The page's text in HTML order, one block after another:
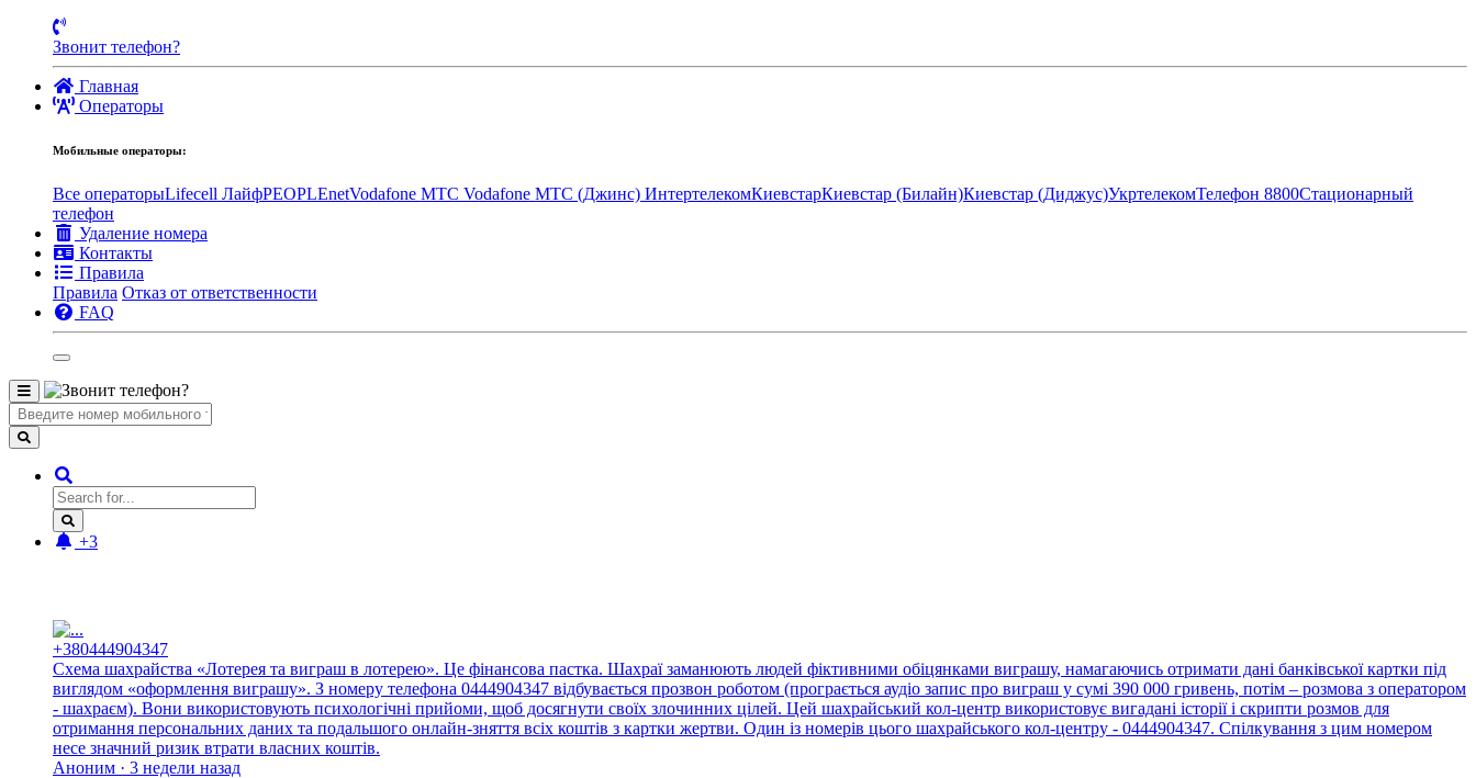
Звонит телефон?
Главная
Операторы
Мобильные операторы:
Все операторыLifecell ЛайфPEOPLEnetVodafone MTC Vodafone МТС (Джинс) ИнтертелекомКиевстарКиевстар (Билайн)Киевстар (Диджус)УкртелекомТелефон 8800Стационарный
телефон
Удаление номера
Контакты
Правила
Правила Отказ от ответственности
FAQ
+3
+380444904347
Схема шахрайства «Лотерея та виграш в лотерею». Це фінансова пастка. Шахраї заманюють людей фіктивними обіцянками виграшу, намагаючись отримати дані банківської картки під
виглядом «оформлення виграшу». З номеру телефона 0444904347 відбувається прозвон роботом (програється аудіо запис про виграш у сумі 390 000 гривень, потім – розмова з оператором
- шахраєм). Вони використовують психологічні прийоми, щоб досягнути своїх злочинних цілей. Цей шахрайський кол-центр використовує вигадані історії і скрипти розмов для
отримання персональних даних та подальшого онлайн-зняття всіх коштів з картки жертви. Один із номерів цього шахрайського кол-центру - 0444904347. Спілкування з цим номером
несе значний ризик втрати власних коштів.
Аноним · 3 недели назад